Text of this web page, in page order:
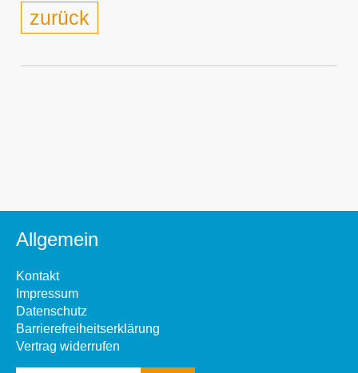
zurück
Allgemein
Kontakt
Impressum
Datenschutz
Barrierefreiheitserklärung
Vertrag widerrufen